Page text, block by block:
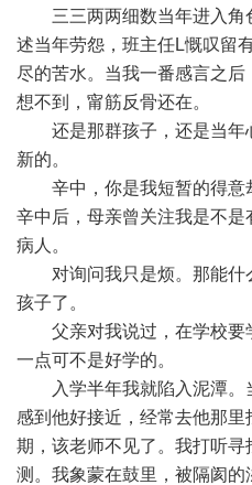
三三两两细数当年进入角
述当年劳怨，班主任L慨叹留
尽的苦水。当我一番感言之
想不到，甯筋反骨还在。
还是那群孩子，还是当年
新的。
辛中，你是我短暂的得
辛中后，母亲曾关注我是不
病人。
对询问我只是烦。那能什
孩子了。
父亲对我说过，在学校要
一点可不是好学的。
入学半年我就陷入泥潭。
感到他好接近，经常去他那
期，该老师不见了。我打听
测。我象蒙在鼓里，被隔阂